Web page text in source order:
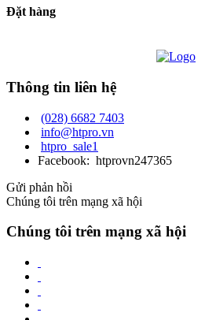
Đặt hàng
Thông tin liên hệ
(028) 6682 7403
info@htpro.vn
htpro_sale1
Facebook: htprovn247365
Gửi phản hồi
Chúng tôi trên mạng xã hội
Chúng tôi trên mạng xã hội